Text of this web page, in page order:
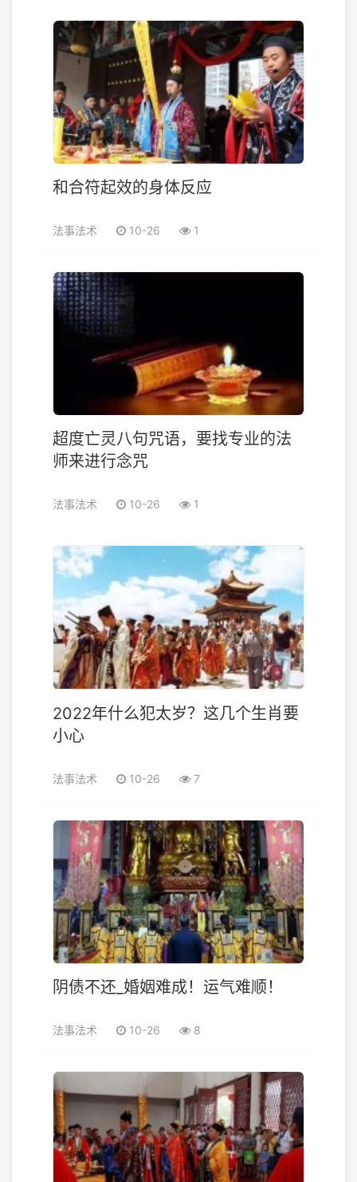
和合符起效的身体反应
法事法术 10-26 1
超度亡灵八句咒语，要找专业的法
师来进行念咒
法事法术 10-26 1
2022年什么犯太岁？这几个生肖要
小心
法事法术 10-26 7
阴债不还_婚姻难成！运气难顺！
法事法术 10-26 8